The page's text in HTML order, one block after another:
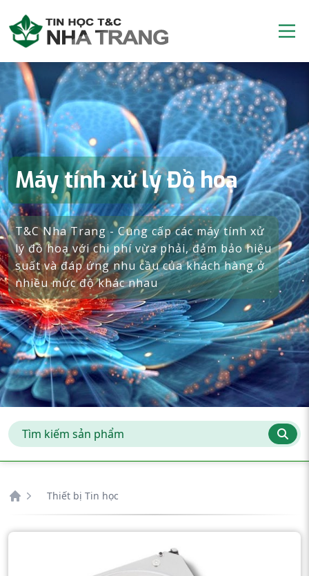
Máy tính xử lý Đồ hoạ
T&C Nha Trang - Cung cấp các máy tính xử
lý đồ hoạ với chi phí vừa phải, đảm bảo hiệu
suất và đáp ứng nhu cầu của khách hàng ở
nhiều mức độ khác nhau
Thiết bị Tin học